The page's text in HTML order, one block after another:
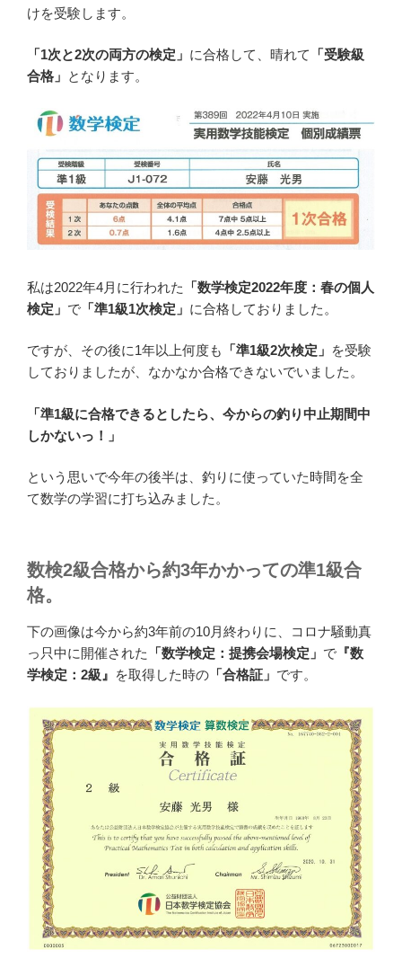
けを受験します。
「1次と2次の両方の検定」 に合格して、晴れて
「受験級
合格」 となります。
私は2022年4月に行われた
「数学検定2022年度：春の個人
検定」 で 「準1級1次検定」 に合格しておりました。
ですが、その後に1年以上何度も 「準1級2次検定」 を受験
しておりましたが、なかなか合格できないでいました。
「準1級に合格できるとしたら、今からの釣り中止期間中
しかないっ！」
という思いで今年の後半は、釣りに使っていた時間を全
て数学の学習に打ち込みました。
数検2級合格から約3年かかっての準1級合
格。
下の画像は今から約3年前の10月終わりに、コロナ騒動真
っ只中に開催された
「数学検定：提携会場検定」 で 『数
学検定：2級』 を取得した時の 「合格証」 です。